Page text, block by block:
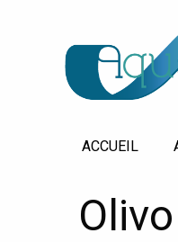
ACCUEIL
Olivo